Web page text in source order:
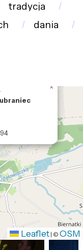
tradycja
dania
×
Leaflet | © OSM